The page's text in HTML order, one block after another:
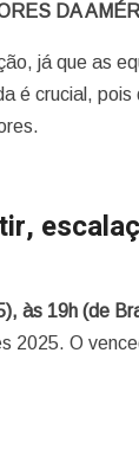
DA
já que as
é crucial,
às 19h (de
2025. O